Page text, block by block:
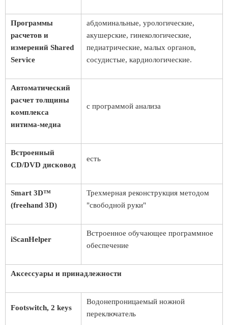
Программы
расчетов и
измерений Shared
Service
абдоминальные, урологические,
акушерские, гинекологические,
педиатрические, малых органов,
сосудистые, кардиологические.
Автоматический
расчет толщины
комплекса
интима-медиа
с программой анализа
Встроенный
CD/DVD дисковод
есть
Smart 3D™
(freehand 3D)
Трехмерная реконструкция методом
"свободной руки"
iScanHelper
Встроенное обучающее программное
обеспечение
Аксессуары и принадлежности
Footswitch, 2 keys
Водонепроницаемый ножной
переключатель